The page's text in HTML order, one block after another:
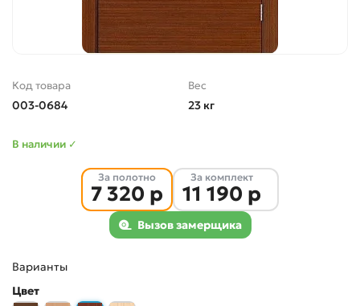
Код товара
003-0684
Вес
23 кг
В наличии ✓
За полотно
7 320 р
За комплект
11 190 р
Вызов замерщика
Варианты
Цвет